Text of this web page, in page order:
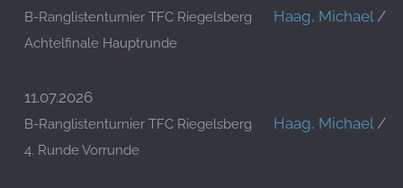
B-Ranglistenturnier TFC Riegelsberg
Achtelfinale Hauptrunde
Haag, Michael/
11.07.2026
B-Ranglistenturnier TFC Riegelsberg
4. Runde Vorrunde
Haag, Michael/